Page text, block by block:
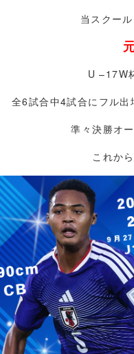
当スクー
U –17W
全6試合中4試合にフル
準々決勝オ
これか